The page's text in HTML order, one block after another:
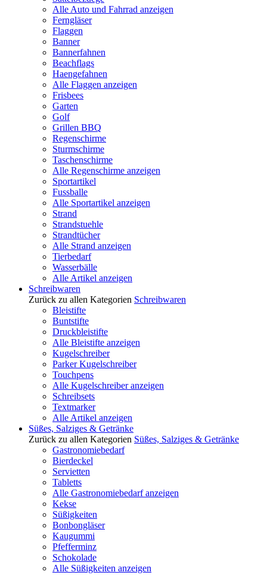
Alle Auto und Fahrrad anzeigen
Ferngläser
Flaggen
Banner
Bannerfahnen
Beachflags
Haengefahnen
Alle Flaggen anzeigen
Frisbees
Garten
Golf
Grillen BBQ
Regenschirme
Sturmschirme
Taschenschirme
Alle Regenschirme anzeigen
Sportartikel
Fussballe
Alle Sportartikel anzeigen
Strand
Strandstuehle
Strandtücher
Alle Strand anzeigen
Tierbedarf
Wasserbälle
Alle Artikel anzeigen
Schreibwaren
Zurück zu allen Kategorien Schreibwaren
Bleistifte
Buntstifte
Druckbleistifte
Alle Bleistifte anzeigen
Kugelschreiber
Parker Kugelschreiber
Touchpens
Alle Kugelschreiber anzeigen
Schreibsets
Textmarker
Alle Artikel anzeigen
Süßes, Salziges & Getränke
Zurück zu allen Kategorien Süßes, Salziges & Getränke
Gastronomiebedarf
Bierdeckel
Servietten
Tabletts
Alle Gastronomiebedarf anzeigen
Kekse
Süßigkeiten
Bonbongläser
Kaugummi
Pfefferminz
Schokolade
Alle Süßigkeiten anzeigen